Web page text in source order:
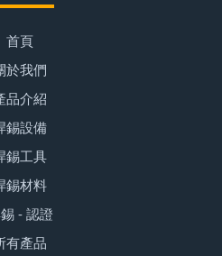
首頁
於我們
品介紹
錫設備
錫工具
錫材料
- 認證
有產品